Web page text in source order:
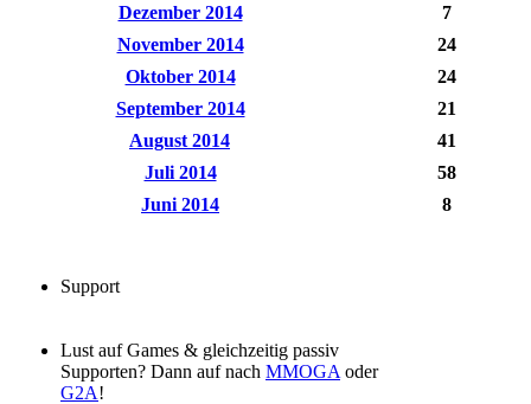
Dezember 2014
7
November 2014
24
Oktober 2014
24
September 2014
21
August 2014
41
Juli 2014
58
Juni 2014
8
Support
Lust auf Games & gleichzeitig passiv
Supporten? Dann auf nach MMOGA oder
G2A!